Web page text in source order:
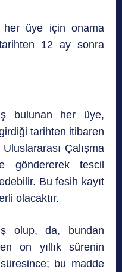
her üye için onama
12 ay sonra
bulunan her üye,
tarihten itibaren
Çalışma
göndererek tescil
Bu fesih kayıt
olacaktır.
olup, da, bundan
on yıllık sürenin
bu madde